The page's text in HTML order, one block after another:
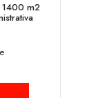
1400 m2